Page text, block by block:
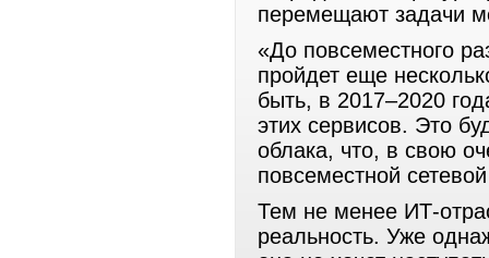
перемещают задачи
«До повсеместного
пройдет еще
быть, в 2017–2020
этих сервисов. Это
облака, что, в свою
повсеместной
Тем не менее ИТ-
реальность. Уже